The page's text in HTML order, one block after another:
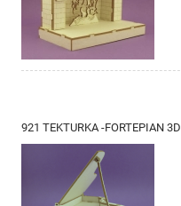
921 TEKTURKA -FORTEPIAN 3D